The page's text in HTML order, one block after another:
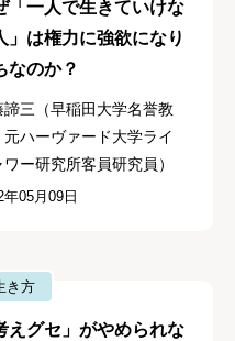
「一人で生きていけな
」は権力に強欲になり
なのか？
諦三（早稲田大学名誉教
元ハーヴァード大学ライ
ワー研究所客員研究員）
年05月09日
き方
えグセ」がやめられな